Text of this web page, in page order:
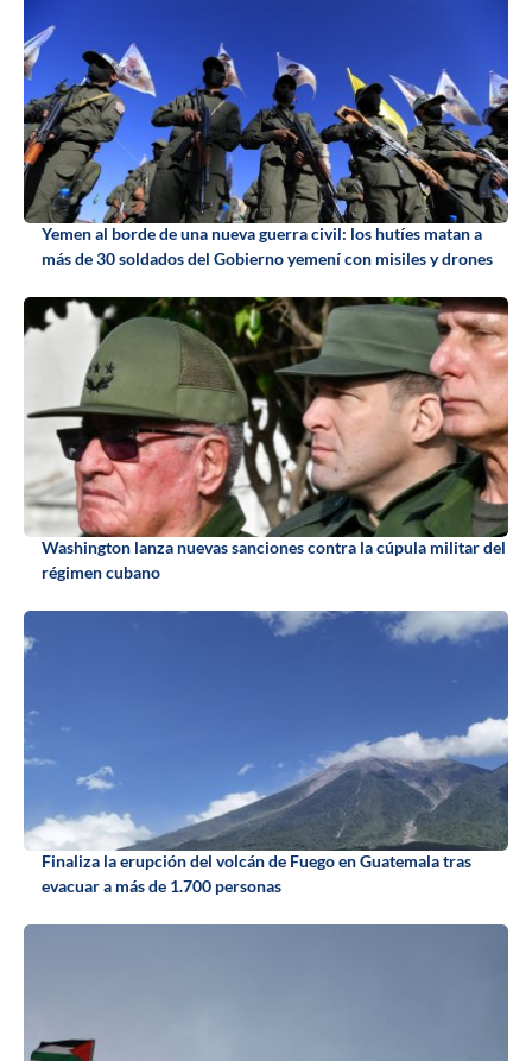
Yemen al borde de una nueva guerra civil: los hutíes matan a
más de 30 soldados del Gobierno yemení con misiles y drones
Washington lanza nuevas sanciones contra la cúpula militar del
régimen cubano
Finaliza la erupción del volcán de Fuego en Guatemala tras
evacuar a más de 1.700 personas